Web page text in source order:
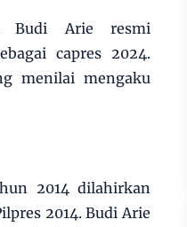
Arie resmi
capres 2024.
menilai mengaku
2014 dilahirkan
2014. Budi Arie